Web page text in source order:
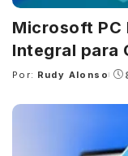
Microsoft PC
Integral para
Posted
Por: Rudy Alonso